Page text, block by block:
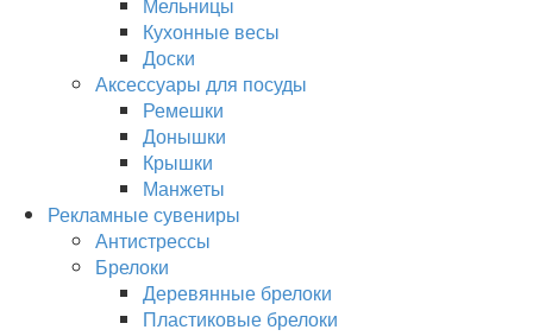
Кухонные весы
Доски
Аксессуары для посуды
Ремешки
Донышки
Крышки
Манжеты
Рекламные сувениры
Антистрессы
Брелоки
Деревянные брелоки
Пластиковые брелоки